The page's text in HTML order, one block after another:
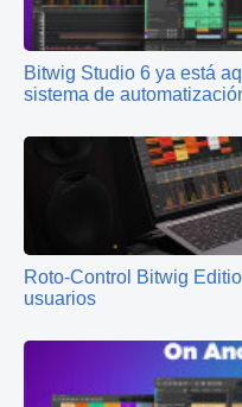
Bitwig Studio 6 ya está
sistema de
Roto-Control Bitwig
usuarios